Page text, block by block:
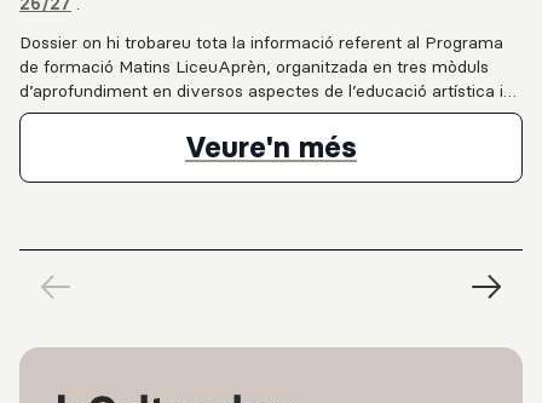
Dossier on hi trobareu tota la informació referent al Programa
de formació Matins LiceuAprèn, organitzada en tres mòduls
d’aprofundiment en diversos aspectes de l’educació artística i
musical, inspirats en l’òpera i en les arts escèniques. Aquests
mòduls dirigits als docents de qualsevol especialitat
proporcionaran eines i coneixements específics que pretenen
enriquir la pràctica educativa dels participants, ajudant-los a
Veure'n més